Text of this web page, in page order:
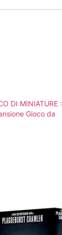
DI MINIATURE :
Gioco da